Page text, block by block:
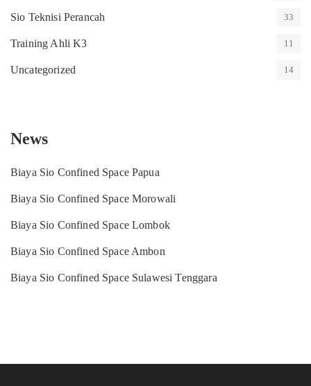
Sio Teknisi Perancah 33
Training Ahli K3 11
Uncategorized 14
News
Biaya Sio Confined Space Papua
Biaya Sio Confined Space Morowali
Biaya Sio Confined Space Lombok
Biaya Sio Confined Space Ambon
Biaya Sio Confined Space Sulawesi Tenggara